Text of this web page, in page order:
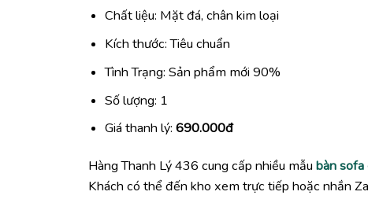
Chất liệu: Mặt đá, chân kim loại
Kích thước: Tiêu chuẩn
Tình Trạng: Sản phẩm mới 90%
Số lượng: 1
Giá thanh lý:690.000đ
Hàng Thanh Lý 436 cung cấp nhiều mẫu bàn sofa
Khách có thể đến kho xem trực tiếp hoặc nhắn